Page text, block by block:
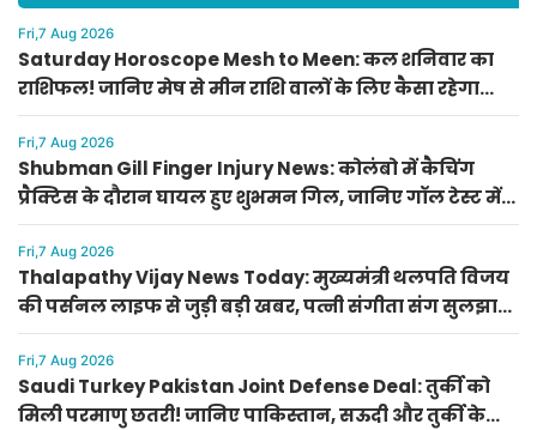
Fri,7 Aug 2026
Saturday Horoscope Mesh to Meen: कल शनिवार का
राशिफल! जानिए मेष से मीन राशि वालों के लिए कैसा रहेगा
दिन, किसे मिलेगा आर्थिक लाभ
Fri,7 Aug 2026
Shubman Gill Finger Injury News: कोलंबो में कैचिंग
प्रैक्टिस के दौरान घायल हुए शुभमन गिल, जानिए गॉल टेस्ट में
खेलेंगे या नहीं
Fri,7 Aug 2026
Thalapathy Vijay News Today: मुख्यमंत्री थलपति विजय
की पर्सनल लाइफ से जुड़ी बड़ी खबर, पत्नी संगीता संग सुलझा
विवाद
Fri,7 Aug 2026
Saudi Turkey Pakistan Joint Defense Deal: तुर्की को
मिली परमाणु छतरी! जानिए पाकिस्तान, सऊदी और तुर्की के